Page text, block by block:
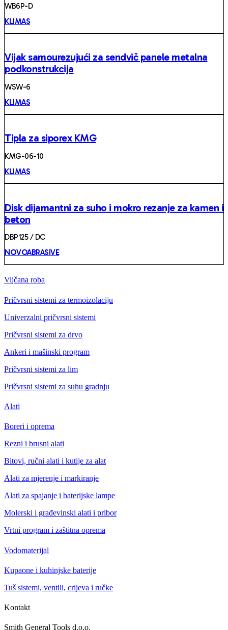
WB6P-D
KLIMAS
Vijak samourezujući za sendvič panele metalna
podkonstrukcija
WSW-6
KLIMAS
Tipla za siporex KMG
KMG-06-10
KLIMAS
Disk dijamantni za suho i mokro rezanje za kamen i
beton
DBP125 / DC
NOVOABRASIVE
Vijčana roba
Pričvrsni sistemi za termoizolaciju
Univerzalni pričvrsni sistemi
Pričvrsni sistemi za drvo
Ankeri i mašinski program
Pričvrsni sistemi za lim
Pričvrsni sistemi za suhu gradnju
Alati
Boreri i oprema
Rezni i brusni alati
Bitovi, ručni alati i kutije za alat
Alati za mjerenje i markiranje
Alati za spajanje i baterijske lampe
Molerski i građevinski alati i pribor
Vrtni program i zaštitna oprema
Vodomaterijal
Kupaone i kuhinjske baterije
Tuš sistemi, ventili, crijeva i ručke
Kontakt
Smith General Tools d.o.o.